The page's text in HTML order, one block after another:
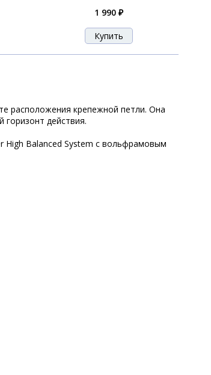
1 990 ₽
расположения крепежной петли. Она
горизонт действия.
High Balanced System с вольфрамовым